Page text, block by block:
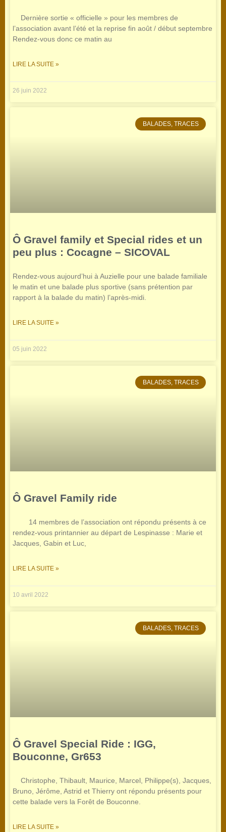
Dernière sortie « officielle » pour les membres de
l’association avant l’été et la reprise fin août / début septembre
Rendez-vous donc ce matin au
LIRE LA SUITE »
26 juin 2022
BALADES, TRACES
Ô Gravel family et Special rides et un
peu plus : Cocagne – SICOVAL
Rendez-vous aujourd’hui à Auzielle pour une balade familiale
le matin et une balade plus sportive (sans prétention par
rapport à la balade du matin) l’après-midi.
LIRE LA SUITE »
05 juin 2022
BALADES, TRACES
Ô Gravel Family ride
14 membres de l’association ont répondu présents à ce
rendez-vous printannier au départ de Lespinasse : Marie et
Jacques, Gabin et Luc,
LIRE LA SUITE »
10 avril 2022
BALADES, TRACES
Ô Gravel Special Ride : IGG,
Bouconne, Gr653
Christophe, Thibault, Maurice, Marcel, Philippe(s), Jacques,
Bruno, Jérôme, Astrid et Thierry ont répondu présents pour
cette balade vers la Forêt de Bouconne.
LIRE LA SUITE »